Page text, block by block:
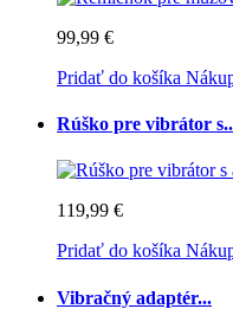
99,99 €
Pridať do košíka
Rúško pre vibrátor
119,99 €
Pridať do košíka
Vibračný adaptér...